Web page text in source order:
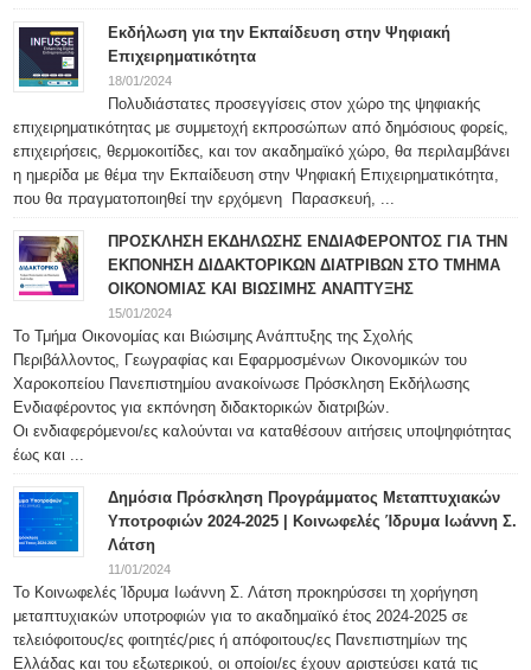
Εκδήλωση για την Εκπαίδευση στην Ψηφιακή
Επιχειρηματικότητα
18/01/2024
Πολυδιάστατες προσεγγίσεις στον χώρο της ψηφιακής
επιχειρηματικότητας με συμμετοχή εκπροσώπων από δημόσιους φορείς,
επιχειρήσεις, θερμοκοιτίδες, και τον ακαδημαϊκό χώρο, θα περιλαμβάνει
η ημερίδα με θέμα την Εκπαίδευση στην Ψηφιακή Επιχειρηματικότητα,
που θα πραγματοποιηθεί την ερχόμενη Παρασκευή, ...
ΠΡΟΣΚΛΗΣΗ ΕΚΔΗΛΩΣΗΣ ΕΝΔΙΑΦΕΡΟΝΤΟΣ ΓΙΑ ΤΗΝ
ΕΚΠΟΝΗΣΗ ΔΙΔΑΚΤΟΡΙΚΩΝ ΔΙΑΤΡΙΒΩΝ ΣΤΟ ΤΜΗΜΑ
ΟΙΚΟΝΟΜΙΑΣ ΚΑΙ ΒΙΩΣΙΜΗΣ ΑΝΑΠΤΥΞΗΣ
15/01/2024
Το Τμήμα Οικονομίας και Βιώσιμης Ανάπτυξης της Σχολής
Περιβάλλοντος, Γεωγραφίας και Εφαρμοσμένων Οικονομικών του
Χαροκοπείου Πανεπιστημίου ανακοίνωσε Πρόσκληση Εκδήλωσης
Ενδιαφέροντος για εκπόνηση διδακτορικών διατριβών.
Οι ενδιαφερόμενοι/ες καλούνται να καταθέσουν αιτήσεις υποψηφιότητας
έως και ...
Δημόσια Πρόσκληση Προγράμματος Μεταπτυχιακών
Υποτροφιών 2024-2025 | Κοινωφελές Ίδρυμα Ιωάννη Σ.
Λάτση
11/01/2024
Το Κοινωφελές Ίδρυμα Ιωάννη Σ. Λάτση προκηρύσσει τη χορήγηση
μεταπτυχιακών υποτροφιών για το ακαδημαϊκό έτος 2024-2025 σε
τελειόφοιτους/ες φοιτητές/ριες ή απόφοιτους/ες Πανεπιστημίων της
Ελλάδας και του εξωτερικού, οι οποίοι/ες έχουν αριστεύσει κατά τις